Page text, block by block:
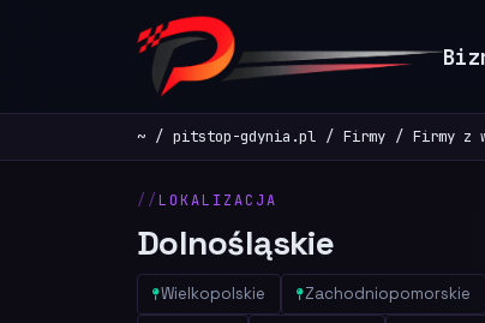
~ pitstop-gdynia.pl Firmy Firmy z
LOKALIZACJA
Dolnośląskie
Wielkopolskie Zachodniopomorskie